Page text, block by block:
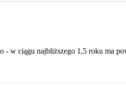
- w ciągu najbliższego 1,5 roku ma